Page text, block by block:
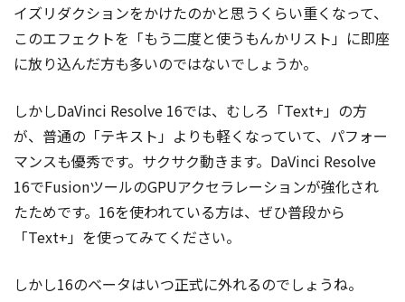
イズリダクションをかけたのかと思うくらい重くなって、
このエフェクトを「もう二度と使うもんかリスト」に即座
に放り込んだ方も多いのではないでしょうか。
しかしDaVinci Resolve 16では、むしろ「Text+」の方
が、普通の「テキスト」よりも軽くなっていて、パフォー
マンスも優秀です。サクサク動きます。DaVinci Resolve
16でFusionツールのGPUアクセラレーションが強化され
たためです。16を使われている方は、ぜひ普段から
「Text+」を使ってみてください。
しかし16のベータはいつ正式に外れるのでしょうね。